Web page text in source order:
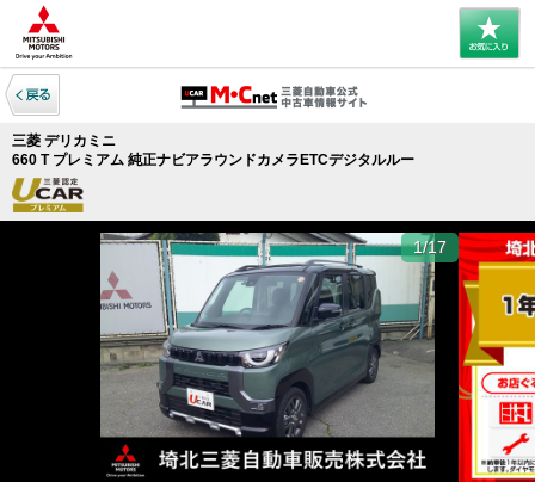
三菱 デリカミニ
660 T プレミアム 純正ナビアラウンドカメラETCデジタルルー
1/17